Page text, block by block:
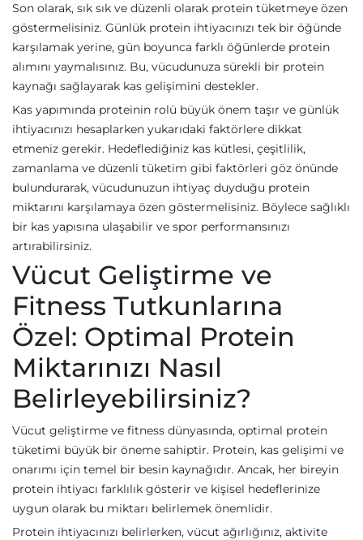
Son olarak, sık sık ve düzenli olarak protein tüketmeye özen
göstermelisiniz. Günlük protein ihtiyacınızı tek bir öğünde
karşılamak yerine, gün boyunca farklı öğünlerde protein
alımını yaymalısınız. Bu, vücudunuza sürekli bir protein
kaynağı sağlayarak kas gelişimini destekler.
Kas yapımında proteinin rolü büyük önem taşır ve günlük
ihtiyacınızı hesaplarken yukarıdaki faktörlere dikkat
etmeniz gerekir. Hedeflediğiniz kas kütlesi, çeşitlilik,
zamanlama ve düzenli tüketim gibi faktörleri göz önünde
bulundurarak, vücudunuzun ihtiyaç duyduğu protein
miktarını karşılamaya özen göstermelisiniz. Böylece sağlıklı
bir kas yapısına ulaşabilir ve spor performansınızı
artırabilirsiniz.
Vücut Geliştirme ve
Fitness Tutkunlarına
Özel: Optimal Protein
Miktarınızı Nasıl
Belirleyebilirsiniz?
Vücut geliştirme ve fitness dünyasında, optimal protein
tüketimi büyük bir öneme sahiptir. Protein, kas gelişimi ve
onarımı için temel bir besin kaynağıdır. Ancak, her bireyin
protein ihtiyacı farklılık gösterir ve kişisel hedeflerinize
uygun olarak bu miktarı belirlemek önemlidir.
Protein ihtiyacınızı belirlerken, vücut ağırlığınız, aktivite